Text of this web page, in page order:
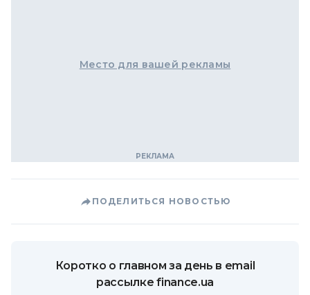
Место для вашей рекламы
ПОДЕЛИТЬСЯ НОВОСТЬЮ
Коротко о главном за день в email
рассылке finance.ua